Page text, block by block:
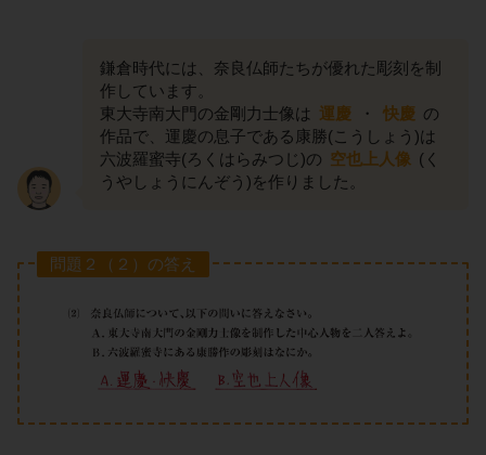
鎌倉時代には、奈良仏師たちが優れた彫刻を制
作しています。
東大寺南大門の金剛力士像は 運慶 ・ 快慶 の
作品で、運慶の息子である康勝(こうしょう)は
六波羅蜜寺(ろくはらみつじ)の 空也上人像 (く
うやしょうにんぞう)を作りました。
問題２（２）の答え